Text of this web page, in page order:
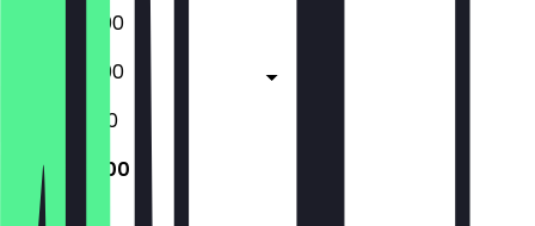
12:00 - 20:00
12:00 - 20:00
12:00 - 19:00
12:00 - 19:00